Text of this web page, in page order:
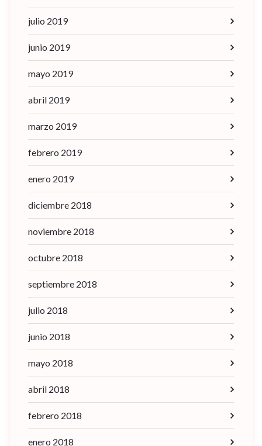
julio 2019
junio 2019
mayo 2019
abril 2019
marzo 2019
febrero 2019
enero 2019
diciembre 2018
noviembre 2018
octubre 2018
septiembre 2018
julio 2018
junio 2018
mayo 2018
abril 2018
febrero 2018
enero 2018